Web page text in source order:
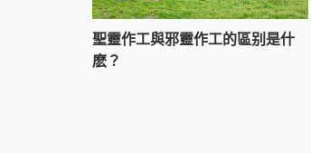
聖靈作工與邪靈作工的區别是什
麽？